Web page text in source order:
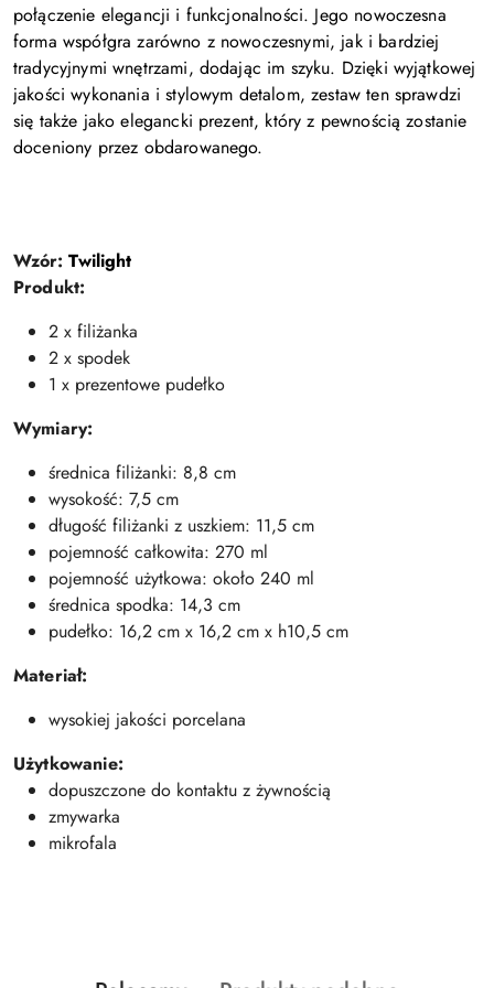
połączenie elegancji i funkcjonalności. Jego nowoczesna
forma współgra zarówno z nowoczesnymi, jak i bardziej
tradycyjnymi wnętrzami, dodając im szyku. Dzięki wyjątkowej
jakości wykonania i stylowym detalom, zestaw ten sprawdzi
się także jako elegancki prezent, który z pewnością zostanie
doceniony przez obdarowanego.
Wzór: Twilight
Produkt:
2 x filiżanka
2 x spodek
1 x prezentowe pudełko
Wymiary:
średnica filiżanki: 8,8 cm
wysokość: 7,5 cm
długość filiżanki z uszkiem: 11,5 cm
pojemność całkowita: 270 ml
pojemność użytkowa: około 240 ml
średnica spodka: 14,3 cm
pudełko: 16,2 cm x 16,2 cm x h10,5 cm
Materiał:
wysokiej jakości porcelana
Użytkowanie:
dopuszczone do kontaktu z żywnością
zmywarka
mikrofala